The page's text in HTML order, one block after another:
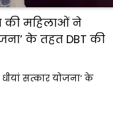
की महिलाओं ने
के तहत DBT की
धीयां सत्कार योजना’ के